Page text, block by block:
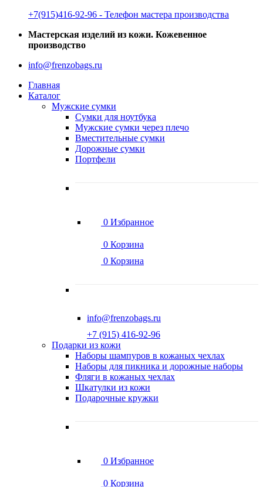
‭+7(915)416-92-96 ‬- Телефон мастера производства
Мастерская изделий из кожи. Кожевенное
производство
info@frenzobags.ru
Главная
Каталог
Мужские сумки
Сумки для ноутбука
Мужские сумки через плечо
Вместительные сумки
Дорожные сумки
Портфели
0 Избранное
0 Корзина
0 Корзина
info@frenzobags.ru
‭+7 (915) 416-92-96
Подарки из кожи
Наборы шампуров в кожаных чехлах
Наборы для пикника и дорожные наборы
Фляги в кожаных чехлах
Шкатулки из кожи
Подарочные кружки
0 Избранное
0 Корзина